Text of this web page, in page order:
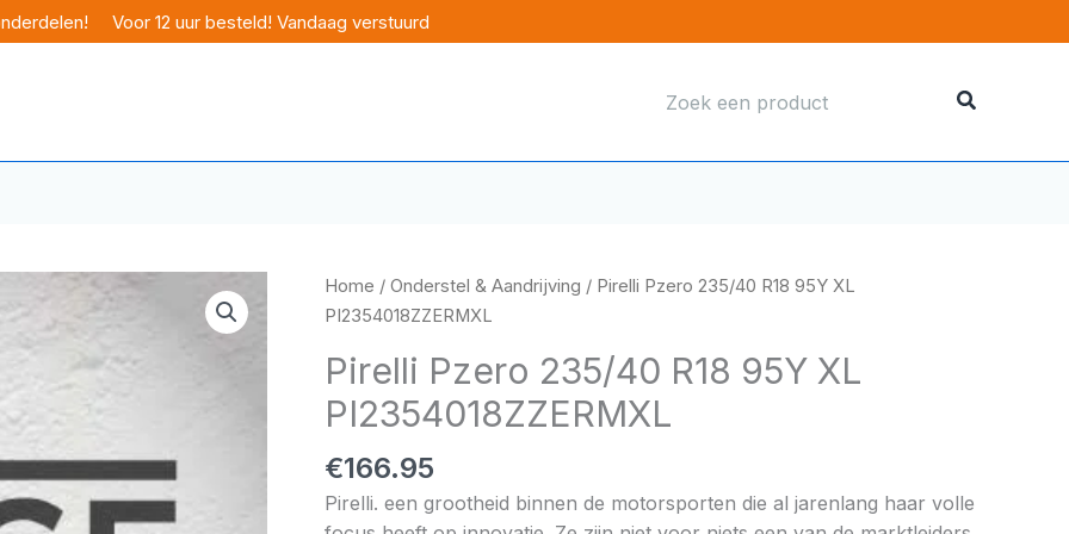
Voor 12 uur besteld! Vandaag verstuurd
naar:
Home / Onderstel & Aandrijving / Pirelli Pzero 235/40 R18 95Y XL
PI2354018ZZERMXL
Pirelli Pzero 235/40 R18 95Y XL
PI2354018ZZERMXL
€166.95
Pirelli. een grootheid binnen de motorsporten die al jarenlang haar volle